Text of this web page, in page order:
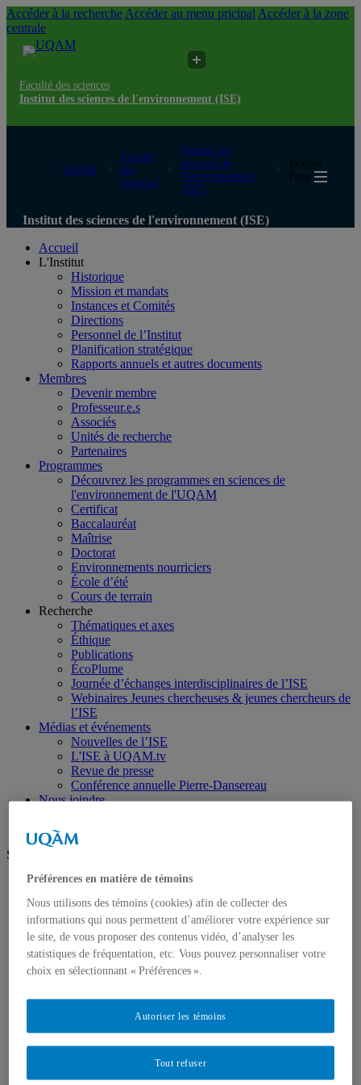
Accéder à la recherche Accéder au menu pricipal Accéder à la zone
centrale
Faculté des sciences
Institut des sciences de l'environnement (ISE)
UQAM
Faculté
des
sciences
Institut des
sciences de
l'environnement
(ISE)
Jacques
Papy
Institut des sciences de l'environnement (ISE)
Accueil
L'Institut
Historique
Mission et mandats
Instances et Comités
Directions
Personnel de l’Institut
Planification stratégique
Rapports annuels et autres documents
Membres
Devenir membre
Professeur.e.s
Associés
Unités de recherche
Partenaires
Programmes
Découvrez les programmes en sciences de
l'environnement de l'UQAM
Certificat
Baccalauréat
Maîtrise
Doctorat
Environnements nourriciers
École d’été
Cours de terrain
Recherche
Thématiques et axes
Éthique
Publications
ÉcoPlume
Journée d’échanges interdisciplinaires de l’ISE
Webinaires Jeunes chercheuses & jeunes chercheurs de
l’ISE
Médias et événements
Nouvelles de l’ISE
L'ISE à UQAM.tv
Revue de presse
Conférence annuelle Pierre-Dansereau
Nous joindre
Suivez-nous
Linkedin
Youtube
Facebook
Instagram
Futurs étudiants
Étudier à l'Institut des sciences de l'environnement
Perspectives professionnelles
Témoignages
Associations étudiantes
Préférences en matière de témoins
Nous utilisons des témoins (cookies) afin de collecter des
informations qui nous permettent d’améliorer votre expérience sur
le site, de vous proposer des contenus vidéo, d’analyser les
statistiques de fréquentation, etc. Vous pouvez personnaliser votre
choix en sélectionnant « Préférences ».
Tout refuser
Autoriser les témoins